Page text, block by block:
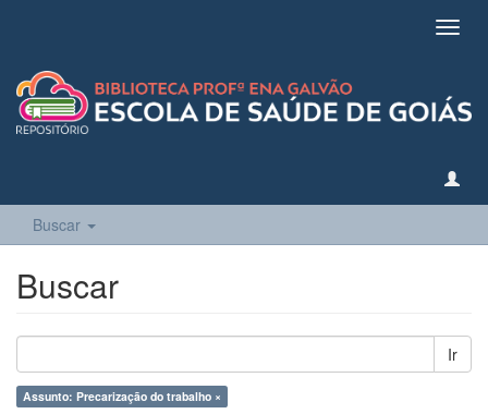
Buscar
Buscar
Ir
Assunto: Precarização do trabalho ×